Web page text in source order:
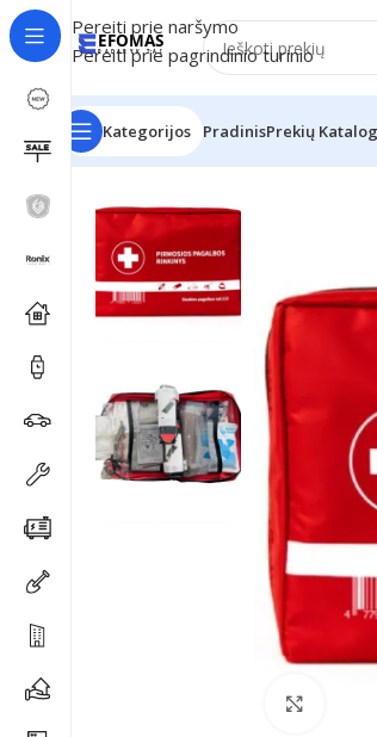
Pereiti prie naršymo
Pereiti prie pagrindinio turinio
Kategorijos PradinisPrekių
Pradžia Automobiliams